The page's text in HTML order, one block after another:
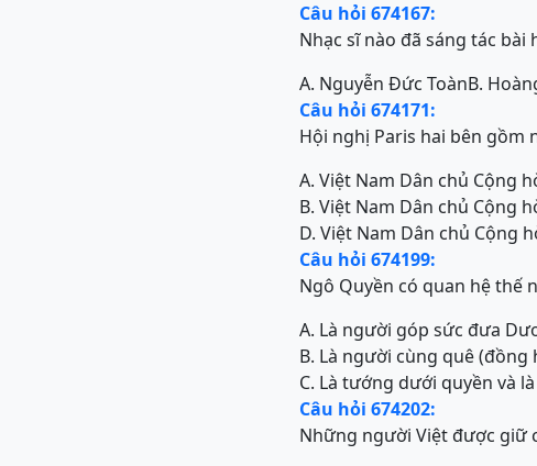
Câu hỏi 674167:
Nhạc sĩ nào đã sáng tác
A. Nguyễn Đức ToànB.
Câu hỏi 674171:
Hội nghị Paris hai bên gồm
A. Việt Nam Dân chủ Cộng
B. Việt Nam Dân chủ Cộng
D. Việt Nam Dân chủ Cộng
Câu hỏi 674199:
Ngô Quyền có quan hệ thế
A. Là người góp sức đưa
B. Là người cùng quê
C. Là tướng dưới quyền và
Câu hỏi 674202:
Những người Việt được giữ